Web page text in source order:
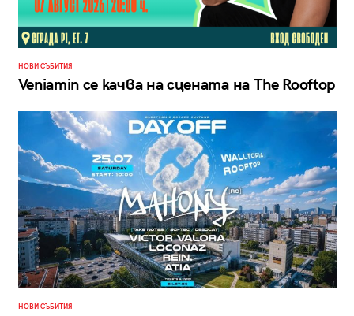
НОВИ СЪБИТИЯ
Veniamin се качва на сцената на The Rooftop
НОВИ СЪБИТИЯ